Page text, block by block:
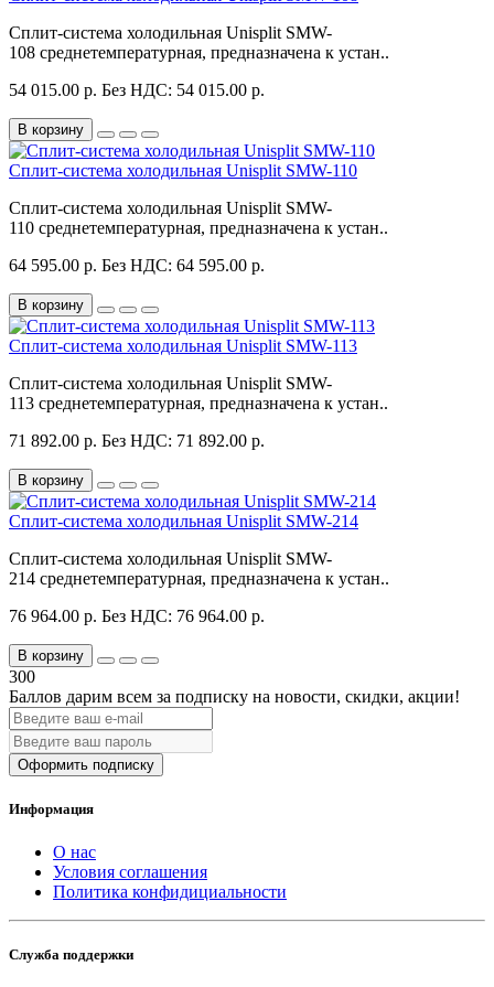
Сплит-система холодильная Unisplit SMW-
108 среднетемпературная, предназначена к устан..
54 015.00 р. Без НДС: 54 015.00 р.
В корзину
Сплит-система холодильная Unisplit SMW-110
Сплит-система холодильная Unisplit SMW-
110 среднетемпературная, предназначена к устан..
64 595.00 р. Без НДС: 64 595.00 р.
В корзину
Сплит-система холодильная Unisplit SMW-113
Сплит-система холодильная Unisplit SMW-
113 среднетемпературная, предназначена к устан..
71 892.00 р. Без НДС: 71 892.00 р.
В корзину
Сплит-система холодильная Unisplit SMW-214
Сплит-система холодильная Unisplit SMW-
214 среднетемпературная, предназначена к устан..
76 964.00 р. Без НДС: 76 964.00 р.
В корзину
300
Баллов дарим всем за подписку на новости, скидки, акции!
Оформить подписку
Информация
О нас
Условия соглашения
Политика конфидициальности
Служба поддержки